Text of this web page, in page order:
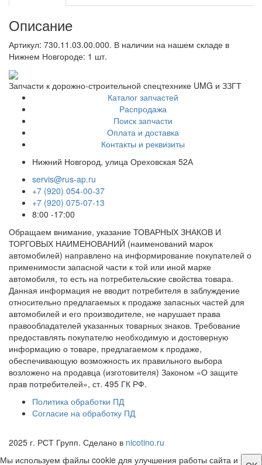
Описание
Артикул: 730.11.03.00.000. В наличии на нашем складе в
Нижнем Новгороде: 1 шт.
Запчасти к дорожно-строительной спецтехнике UMG и ЗЗГТ
Каталог запчастей
Распродажа
Поиск запчасти
Оплата и доставка
Контакты и реквизиты
Нижний Новгород, улица Ореховская 52А
servis@rus-ap.ru
+7 (920) 054-00-37
+7 (920) 075-07-13
8:00 -17:00
Обращаем внимание, указание ТОВАРНЫХ ЗНАКОВ И
ТОРГОВЫХ НАИМЕНОВАНИЙ (наименований марок
автомобилей) направлено на информирование покупателей о
применимости запасной части к той или иной марке
автомобиля, то есть на потребительские свойства товара.
Данная информация не вводит потребителя в заблуждение
относительно предлагаемых к продаже запасных частей для
автомобилей и его производителе, не нарушает права
правообладателей указанных товарных знаков. Требование
предоставлять покупателю необходимую и достоверную
информацию о товаре, предлагаемом к продаже,
обеспечивающую возможность их правильного выбора
возложено на продавца (изготовителя) Законом «О защите
прав потребителей», ст. 495 ГК РФ.
Политика обработки ПД
Согласие на обработку ПД
2025 г. РСТ Групп. Сделано в nicotino.ru
Мы используем файлы cookie для улучшения работы сайта и